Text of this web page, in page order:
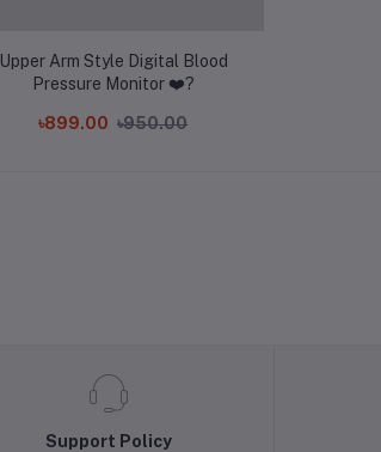
Upper Arm Style Digital Blood
Pressure Monitor ❤️?
৳899.00 ৳950.00
Support Policy